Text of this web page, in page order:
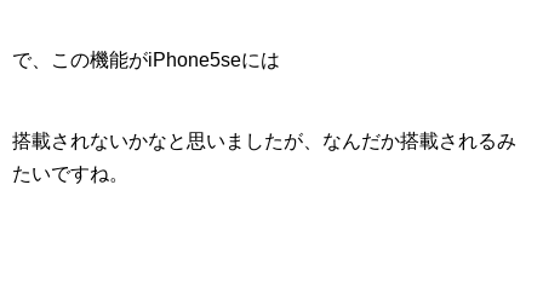
で、この機能がiPhone5seには
搭載されないかなと思いましたが、なんだか搭載されるみ
たいですね。